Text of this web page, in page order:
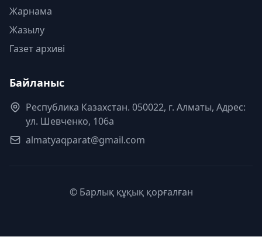
Жарнама
Жазылу
Газет архиві
Байланыс
Республика Казахстан. 050022, г. Алматы, Адрес:
ул. Шевченко, 106а
almatyaqparat@gmail.com
© Барлық құқық қорғалған